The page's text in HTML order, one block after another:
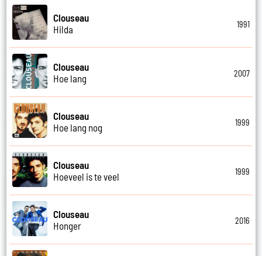
Clouseau
Hilda
1991
Clouseau
Hoe lang
2007
Clouseau
Hoe lang nog
1999
Clouseau
Hoeveel is te veel
1999
Clouseau
Honger
2016